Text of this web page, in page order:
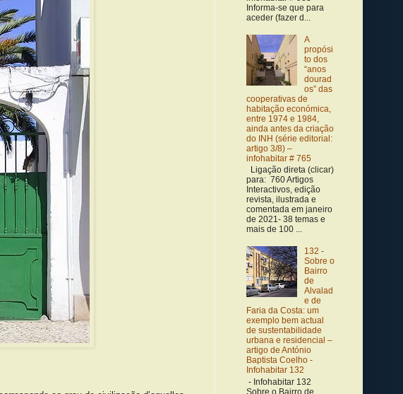
Informa-se que para
aceder (fazer d...
A
propósi
to dos
“anos
dourad
os” das
cooperativas de
habitação económica,
entre 1974 e 1984,
ainda antes da criação
do INH (série editorial:
artigo 3/8) –
infohabitar # 765
Ligação direta (clicar)
para: 760 Artigos
Interactivos, edição
revista, ilustrada e
comentada em janeiro
de 2021- 38 temas e
mais de 100 ...
132 -
Sobre o
Bairro
de
Alvalad
e de
Faria da Costa: um
exemplo bem actual
de sustentabilidade
urbana e residencial –
artigo de António
Baptista Coelho -
Infohabitar 132
- Infohabitar 132
Sobre o Bairro de